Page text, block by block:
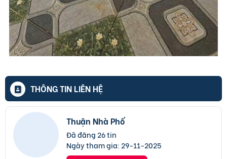
THÔNG TIN LIÊN HỆ
Thuận Nhà Phố
Đã đăng 26 tin
Ngày tham gia: 29-11-2025